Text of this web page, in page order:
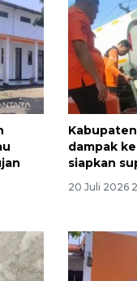
dampak
siapkan
20 Juli 2026